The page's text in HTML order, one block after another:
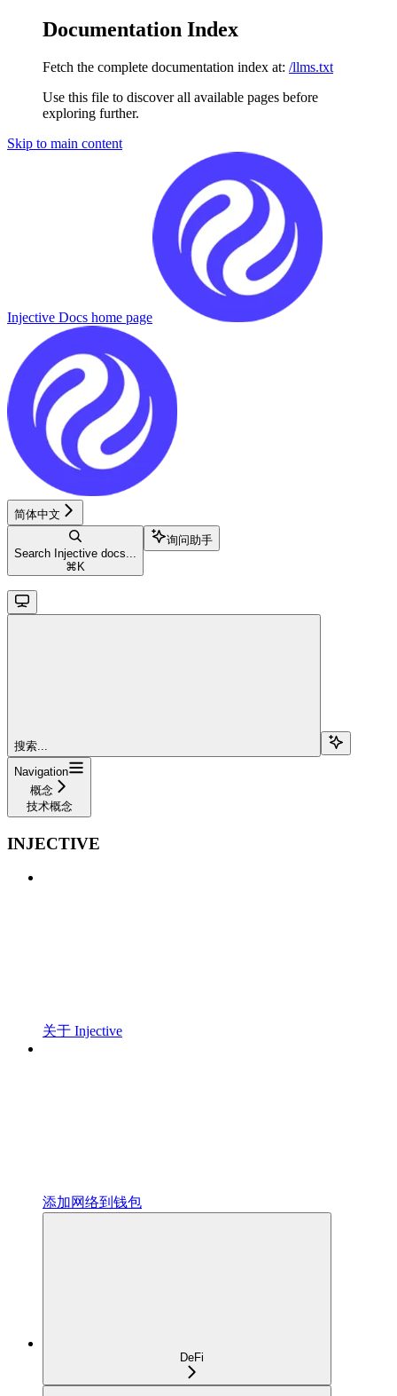
Documentation Index
Fetch the complete documentation index at: /llms.txt
Use this file to discover all available pages before
exploring further.
Skip to main content
Injective Docs home page
简体中文
Search Injective docs...
⌘ K
询问助手
搜索...
Navigation
概念
技术概念
INJECTIVE
关于 Injective
添加网络到钱包
DeFi